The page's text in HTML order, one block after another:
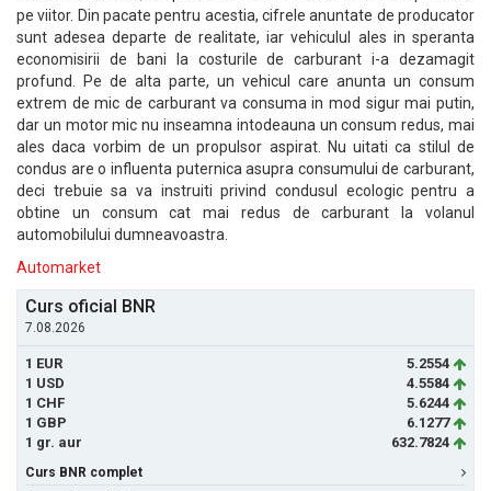
pe viitor. Din pacate pentru acestia, cifrele anuntate de producator
sunt adesea departe de realitate, iar vehiculul ales in speranta
economisirii de bani la costurile de carburant i-a dezamagit
profund. Pe de alta parte, un vehicul care anunta un consum
extrem de mic de carburant va consuma in mod sigur mai putin,
dar un motor mic nu inseamna intodeauna un consum redus, mai
ales daca vorbim de un propulsor aspirat. Nu uitati ca stilul de
condus are o influenta puternica asupra consumului de carburant,
deci trebuie sa va instruiti privind condusul ecologic pentru a
obtine un consum cat mai redus de carburant la volanul
automobilului dumneavoastra.
Automarket
Curs oficial BNR
7.08.2026
1 EUR
5.2554
1 USD
4.5584
1 CHF
5.6244
1 GBP
6.1277
1 gr. aur
632.7824
Curs BNR complet